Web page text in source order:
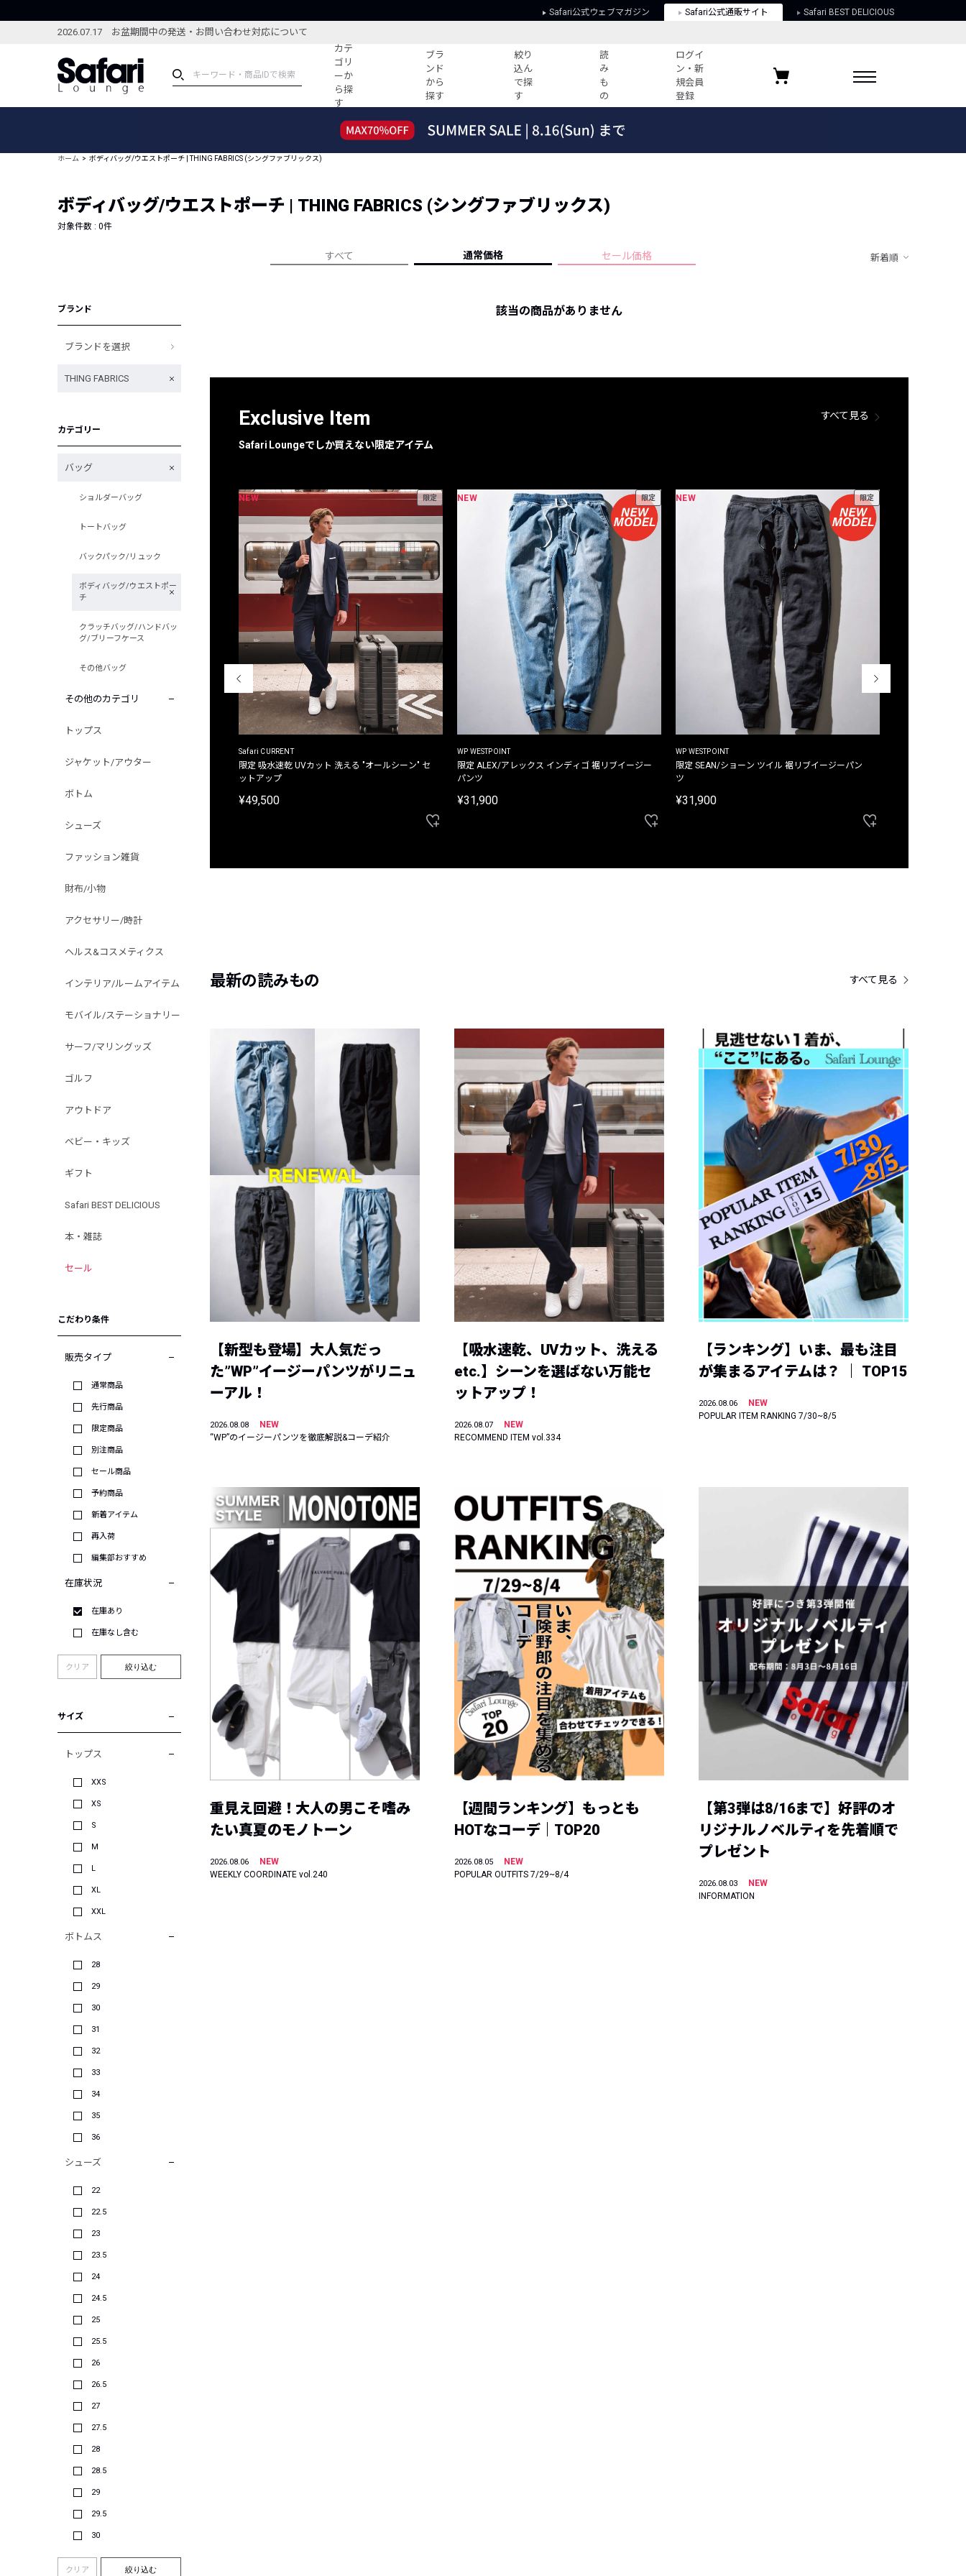
Safari公式ウェブマガジン Safari公式通販サイト Safari BEST DELICIOUS
2026.07.17 お盆期間中の発送・お問い合わせ対応について
カテ
ゴリ
ーか
ら探
す
ブラ
ンド
から
探す
絞り
込ん
で探
す
読
み
も
の
ログイ
ン・新
規会員
登録
ブランドから探す
新着アイテム
編集部のおすすめアイテム
特集記事
コーディネート
すべての記事
ーデ紹介
HOTなコーデ TOP20
人気記事ランキング
フォーカスブランド
よくある質問
プライバシーポリシー
お気に入りブランド
ホーム ボディバッグ/ウエストポーチ | THING FABRICS (シングファブリックス)
ボディバッグ/ウエストポーチ | THING FABRICS (シングファブリックス)
対象件数 : 0件
すべて 通常価格 セール価格 新着順
ブランド
ブランドを選択
THING FABRICS
カテゴリー
バッグ
ショルダーバッグ
トートバッグ
バックパック/リュック
ボディバッグ/ウエストポー
チ
クラッチバッグ/ハンドバッ
グ/ブリーフケース
その他バッグ
その他のカテゴリ
トップス
ジャケット/アウター
ボトム
シューズ
ファッション雑貨
財布/小物
アクセサリー/時計
ヘルス&コスメティクス
インテリア/ルームアイテム
モバイル/ステーショナリー
サーフ/マリングッズ
ゴルフ
アウトドア
ベビー・キッズ
ギフト
Safari BEST DELICIOUS
本・雑誌
セール
こだわり条件
販売タイプ
通常商品
先行商品
限定商品
別注商品
セール商品
予約商品
新着アイテム
再入荷
編集部おすすめ
在庫状況
在庫あり
在庫なし含む
クリア 絞り込む
サイズ
トップス
XXS
XS
S
M
L
XL
XXL
ボトムス
28
29
30
31
32
33
34
35
36
シューズ
22
22.5
23
23.5
24
24.5
25
25.5
26
26.5
27
27.5
28
28.5
29
29.5
30
クリア 絞り込む
該当の商品がありません
Exclusive Item
Safari Loungeでしか買えない限定アイテム
すべて見る
別注限定 フード付き チェックシャツジャケット
NEW 限定
Safari CURRENT
限定 吸水速乾 UVカット 洗える "オールシーン" セ
ットアップ
¥49,500
NEW 限定
WP WESTPOINT
限定 ALEX/アレックス インディゴ 裾リブイージー
パンツ
¥31,900
NEW 限定
WP WESTPOINT
限定 SEAN/ショーン ツイル 裾リブイージーパン
ツ
¥31,900
最新の読みもの すべて見る
【新型も登場】大人気だっ
た”WP”イージーパンツがリニュ
ーアル！
2026.08.08
NEW
“WP”のイージーパンツを徹底解説&コーデ紹介
【吸水速乾、UVカット、洗える
etc.】シーンを選ばない万能セ
ットアップ！
2026.08.07
NEW
RECOMMEND ITEM vol.334
【ランキング】いま、最も注目
が集まるアイテムは？ ｜ TOP15
2026.08.06
NEW
POPULAR ITEM RANKING 7/30~8/5
重見え回避！大人の男こそ嗜み
たい真夏のモノトーン
2026.08.06
NEW
WEEKLY COORDINATE vol.240
【週間ランキング】もっとも
HOTなコーデ｜TOP20
2026.08.05
NEW
POPULAR OUTFITS 7/29~8/4
【第3弾は8/16まで】好評のオ
リジナルノベルティを先着順で
プレゼント
2026.08.03
NEW
INFORMATION